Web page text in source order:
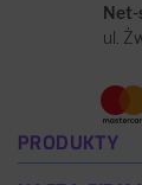
Net-
ul.
PRODUKTY